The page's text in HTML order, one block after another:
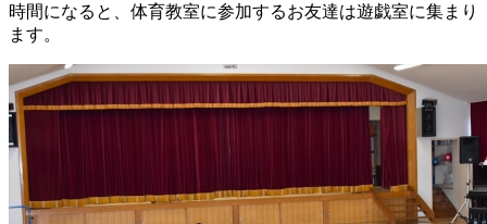
時間になると、体育教室に参加するお友達は遊戯室に集まり
ます。